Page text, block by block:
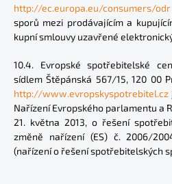
http://ec.europa.eu/consumers/odr
sporů mezi prodávajícím a
kupní smlouvy uzavřené
10.4. Evropské spotřebitelské
sídlem Štěpánská 567/15, 120 00
http://www.evropskyspotrebitel.cz
Nařízení Evropského parlamentu a
21. května 2013, o řešení
změně nařízení (ES) č. 2006/
(nařízení o řešení spotřebitelských